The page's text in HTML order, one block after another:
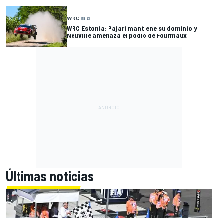
WRC18 d
WRC Estonia: Pajari mantiene su dominio y
Neuville amenaza el podio de Fourmaux
Últimas noticias